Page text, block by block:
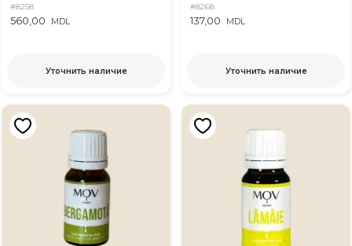
#8258
560,00 MDL
Уточнить наличие
#8268
137,00 MDL
Уточнить наличие